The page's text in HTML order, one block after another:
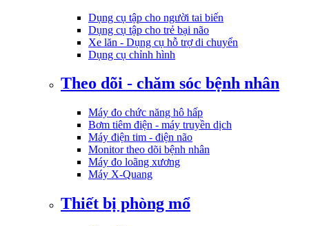
Dụng cụ tập cho người tai biến
Dụng cụ tập cho trẻ bại não
Xe lăn - Dụng cụ hỗ trợ di chuyển
Dụng cụ chỉnh hình
Theo dõi - chăm sóc bệnh nhân
Máy đo chức năng hô hấp
Bơm tiêm điện - máy truyền dịch
Máy điện tim - điện não
Monitor theo dõi bệnh nhân
Máy đo loãng xương
Máy X-Quang
Thiết bị phòng mổ